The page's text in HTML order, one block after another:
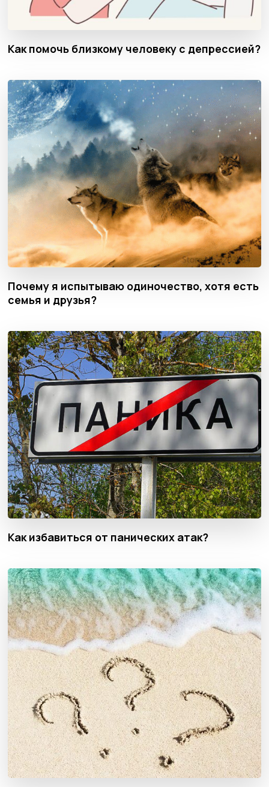
Как помочь близкому человеку с депрессией?
Почему я испытываю одиночество, хотя есть
семья и друзья?
Как избавиться от панических атак?